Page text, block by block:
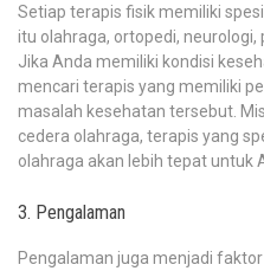
Setiap terapis fisik memiliki
itu olahraga, ortopedi,
Jika Anda memiliki kondisi
mencari terapis yang memiliki
masalah kesehatan tersebut.
cedera olahraga, terapis yang
olahraga akan lebih tepat untuk
3. Pengalaman
Pengalaman juga menjadi